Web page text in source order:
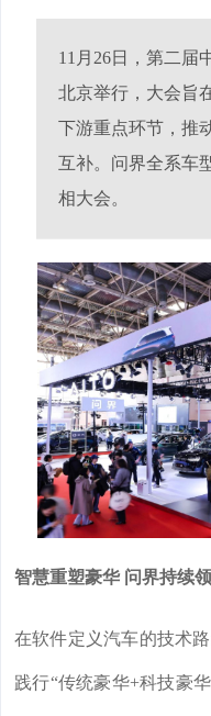
11月26日，第二届
北京举行，大会旨
下游重点环节，推
互补。问界全系车
相大会。
智慧重塑豪华 问界持续
在软件定义汽车的技术
践行“传统豪华+科技豪